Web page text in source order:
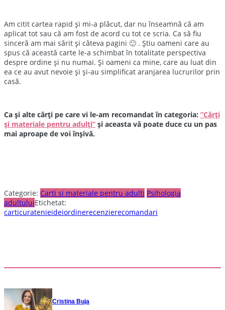
Am citit cartea rapid și mi-a plăcut, dar nu înseamnă că am
aplicat tot sau că am fost de acord cu tot ce scria. Ca să fiu
sinceră am mai sărit și câteva pagini 🙂 . Știu oameni care au
spus că această carte le-a schimbat în totalitate perspectiva
despre ordine și nu numai. Și oameni ca mine, care au luat din
ea ce au avut nevoie și și-au simplificat aranjarea lucrurilor prin
casă.
Ca și alte cărți pe care vi le-am recomandat în categoria: ”Cărți
și materiale pentru adulți” și aceasta vă poate duce cu un pas
mai aproape de voi înșivă.
Categorie: Carti si materiale pentru adulti Psihologia
adultuluiEtichetat:
carticuratenieideiordinerecenzierecomandari
Cristina Buja